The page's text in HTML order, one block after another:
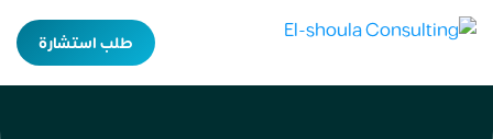
طلب استشارة